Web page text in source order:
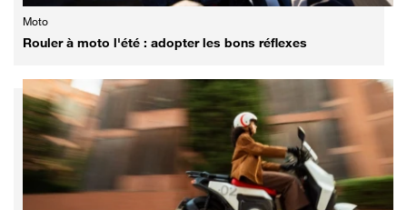
Moto
Rouler à moto l'été : adopter les bons réflexes